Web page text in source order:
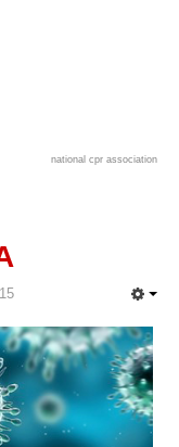
national cpr association